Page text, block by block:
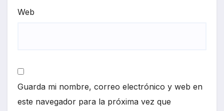
Web
Guarda mi nombre, correo electrónico y web en
este navegador para la próxima vez que